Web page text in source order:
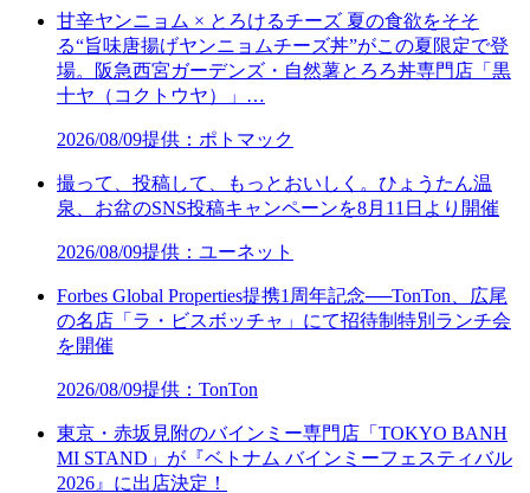
甘辛ヤンニョム × とろけるチーズ 夏の食欲をそそ
る“旨味唐揚げヤンニョムチーズ丼”がこの夏限定で登
場。阪急西宮ガーデンズ・自然薯とろろ丼専門店「黒
十ヤ（コクトウヤ）」…
2026/08/09提供：ポトマック
撮って、投稿して、もっとおいしく。ひょうたん温
泉、お盆のSNS投稿キャンペーンを8月11日より開催
2026/08/09提供：ユーネット
Forbes Global Properties提携1周年記念──TonTon、広尾
の名店「ラ・ビスボッチャ」にて招待制特別ランチ会
を開催
2026/08/09提供：TonTon
東京・赤坂見附のバインミー専門店「TOKYO BANH
MI STAND」が『ベトナム バインミーフェスティバル
2026』に出店決定！